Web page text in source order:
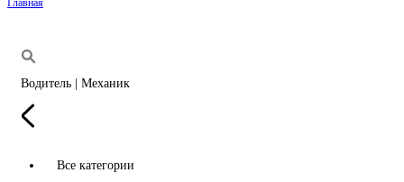
Главная
Водитель | Механик
Все категории